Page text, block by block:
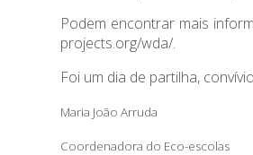
Podem encontrar mais
projects.org/wda/.
Foi um dia de partilha,
Maria João Arruda
Coordenadora do Eco-escolas